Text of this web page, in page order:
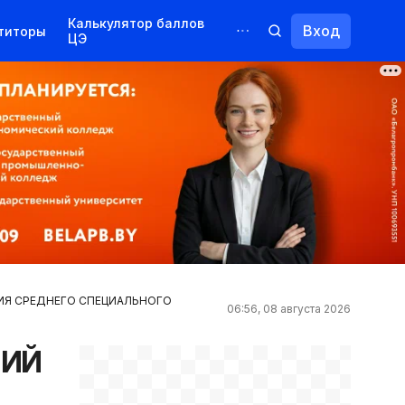
Калькулятор баллов
ЦЭ
Курсы
Переподготовка
Вход
СРЕДНЕГО СПЕЦИАЛЬНОГО
06:56, 08 августа 2026